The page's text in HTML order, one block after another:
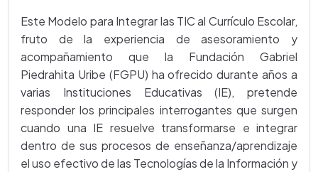
Este Modelo para Integrar las TIC al Currículo Escolar,
fruto de la experiencia de asesoramiento y
acompañamiento que la Fundación Gabriel
Piedrahita Uribe (FGPU) ha ofrecido durante años a
varias Instituciones Educativas (IE), pretende
responder los principales interrogantes que surgen
cuando una IE resuelve transformarse e integrar
dentro de sus procesos de enseñanza/aprendizaje
el uso efectivo de las Tecnologías de la Información y